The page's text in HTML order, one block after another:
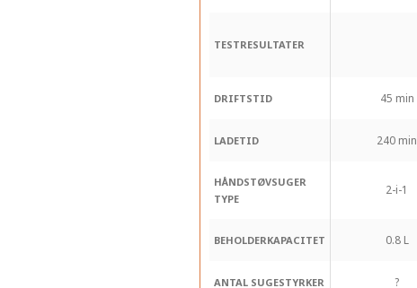
TESTRESULTATER
DRIFTSTID 45 min
LADETID 240 min
HÅNDSTØVSUGER
TYPE
2-i-1
BEHOLDERKAPACITET 0.8 L
ANTAL SUGESTYRKER ?